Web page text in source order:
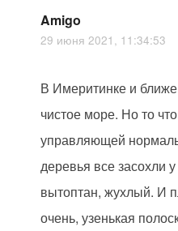
Amigo
29 июня 2021, 11:34:53
В Имеритинке и ближе
чистое море. Но то
управляющей
деревья все засохли
вытоптан, жухлый. И
очень, узенькая